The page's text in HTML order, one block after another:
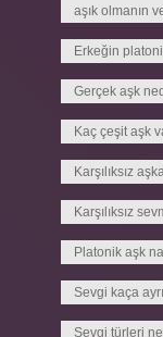
aşık olmanın
Erkeğin
Gerçek aşk
Kaç çeşit aşk
Karşılıksız
Karşılıksız
Platonik aşk
Sevgi kaça
Sevgi türleri